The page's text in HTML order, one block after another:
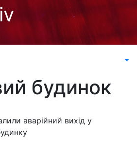
будинок
аварійний вихід у